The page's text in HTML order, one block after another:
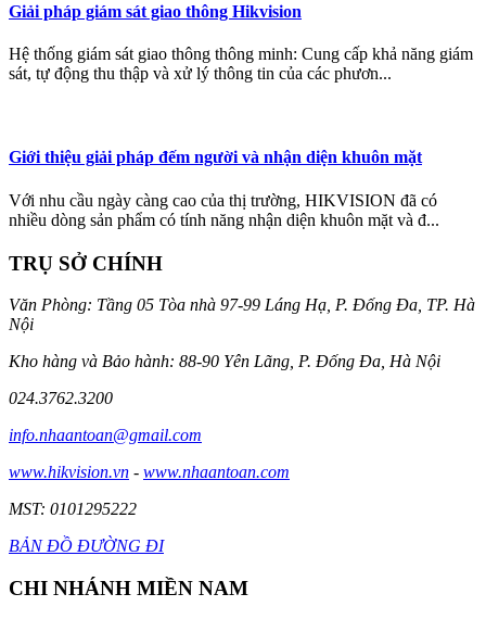
Giải pháp giám sát giao thông Hikvision
Hệ thống giám sát giao thông thông minh: Cung cấp khả năng giám
sát, tự động thu thập và xử lý thông tin của các phươn...
Giới thiệu giải pháp đếm người và nhận diện khuôn mặt
Với nhu cầu ngày càng cao của thị trường, HIKVISION đã có
nhiều dòng sản phẩm có tính năng nhận diện khuôn mặt và đ...
TRỤ SỞ CHÍNH
Văn Phòng: Tầng 05 Tòa nhà 97-99 Láng Hạ, P. Đống Đa, TP. Hà
Nội
Kho hàng và Bảo hành: 88-90 Yên Lãng, P. Đống Đa, Hà Nội
024.3762.3200
info.nhaantoan@gmail.com
www.hikvision.vn - www.nhaantoan.com
MST: 0101295222
BẢN ĐỒ ĐƯỜNG ĐI
CHI NHÁNH MIỀN NAM